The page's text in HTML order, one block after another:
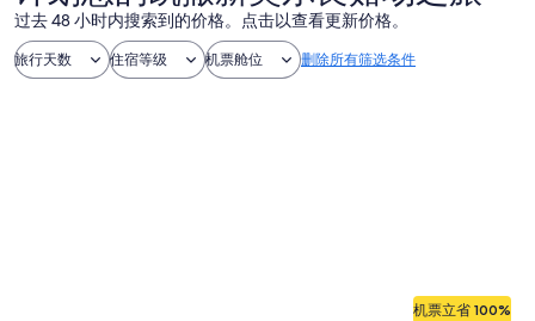
过去 48 小时内搜索到的价格。点击以查看更新价格。
旅行天数 住宿等级 机票舱位 删除所有筛选条件
机票立省 100%